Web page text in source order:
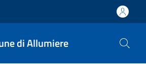
di Allumiere